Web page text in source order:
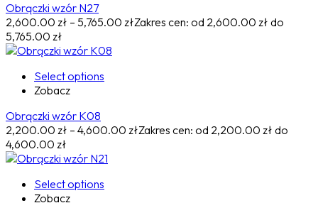
Obrączki wzór N27
2,600.00 zł – 5,765.00 złZakres cen: od 2,600.00 zł do
5,765.00 zł
Select options
Zobacz
Obrączki wzór K08
2,200.00 zł – 4,600.00 złZakres cen: od 2,200.00 zł do
4,600.00 zł
Select options
Zobacz